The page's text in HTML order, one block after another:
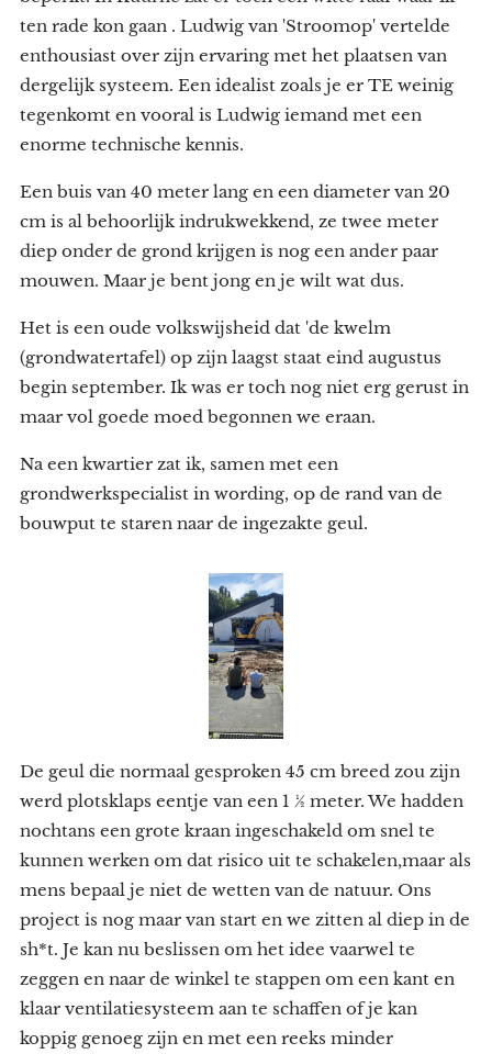
ten rade kon gaan . Ludwig van 'Stroomop' vertelde
enthousiast over zijn ervaring met het plaatsen van
dergelijk systeem. Een idealist zoals je er TE weinig
tegenkomt en vooral is Ludwig iemand met een
enorme technische kennis.
Een buis van 40 meter lang en een diameter van 20
cm is al behoorlijk indrukwekkend, ze twee meter
diep onder de grond krijgen is nog een ander paar
mouwen. Maar je bent jong en je wilt wat dus.
Het is een oude volkswijsheid dat 'de kwelm
(grondwatertafel) op zijn laagst staat eind augustus
begin september. Ik was er toch nog niet erg gerust in
maar vol goede moed begonnen we eraan.
Na een kwartier zat ik, samen met een
grondwerkspecialist in wording, op de rand van de
bouwput te staren naar de ingezakte geul.
De geul die normaal gesproken 45 cm breed zou zijn
werd plotsklaps eentje van een 1 ½ meter. We hadden
nochtans een grote kraan ingeschakeld om snel te
kunnen werken om dat risico uit te schakelen,maar als
mens bepaal je niet de wetten van de natuur. Ons
project is nog maar van start en we zitten al diep in de
sh*t. Je kan nu beslissen om het idee vaarwel te
zeggen en naar de winkel te stappen om een kant en
klaar ventilatiesysteem aan te schaffen of je kan
koppig genoeg zijn en met een reeks minder